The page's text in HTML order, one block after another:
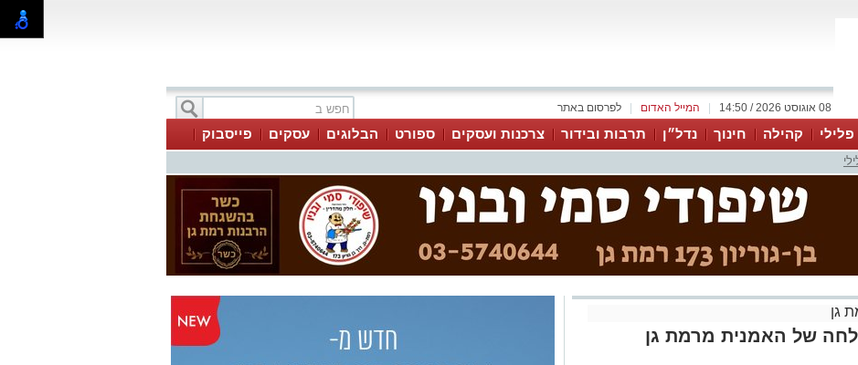
לפרסום באתר המייל האדום 08 אוגוסט 2026 / 14:50
פלילי קהילה חינוך נדל״ן תרבות ובידור צרכנות ועסקים ספורט הבלוגים עסקים
פייסבוק
גן
של האמנית מרמת גן